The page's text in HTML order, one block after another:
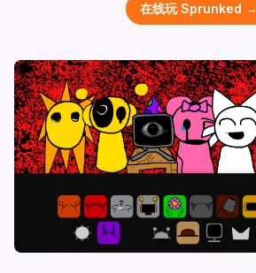
在线玩 Sprunked →